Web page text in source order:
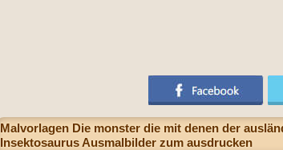
Malvorlagen Die monster die mit denen der
Insektosaurus Ausmalbilder zum ausdrucken